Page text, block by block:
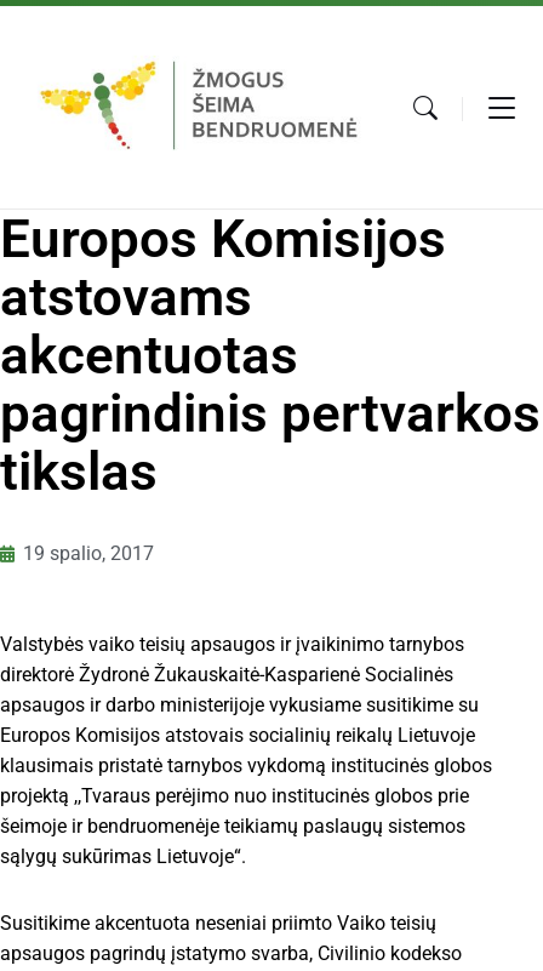
Europos Komisijos
atstovams
akcentuotas
pagrindinis pertvarkos
tikslas
19 spalio, 2017
Valstybės vaiko teisių apsaugos ir įvaikinimo tarnybos
direktorė Žydronė Žukauskaitė-Kasparienė Socialinės
apsaugos ir darbo ministerijoje vykusiame susitikime su
Europos Komisijos atstovais socialinių reikalų Lietuvoje
klausimais pristatė tarnybos vykdomą institucinės globos
projektą ,,Tvaraus perėjimo nuo institucinės globos prie
šeimoje ir bendruomenėje teikiamų paslaugų sistemos
sąlygų sukūrimas Lietuvoje“.
Susitikime akcentuota neseniai priimto Vaiko teisių
apsaugos pagrindų įstatymo svarba, Civilinio kodekso